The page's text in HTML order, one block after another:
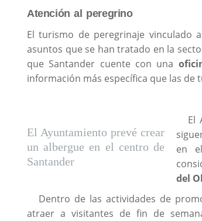
Atención al peregrino
El turismo de peregrinaje vinculado
asuntos que se han tratado en la
que Santander cuente con una
información más específica que las de
El Ayuntamiento prevé crear
un albergue en el centro de
Santander
El
en
del
Dentro de las actividades de
atraer a visitantes de fin de